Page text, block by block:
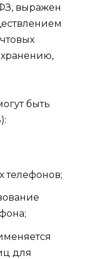
ФЗ, выражен
быть
телефонов;
для